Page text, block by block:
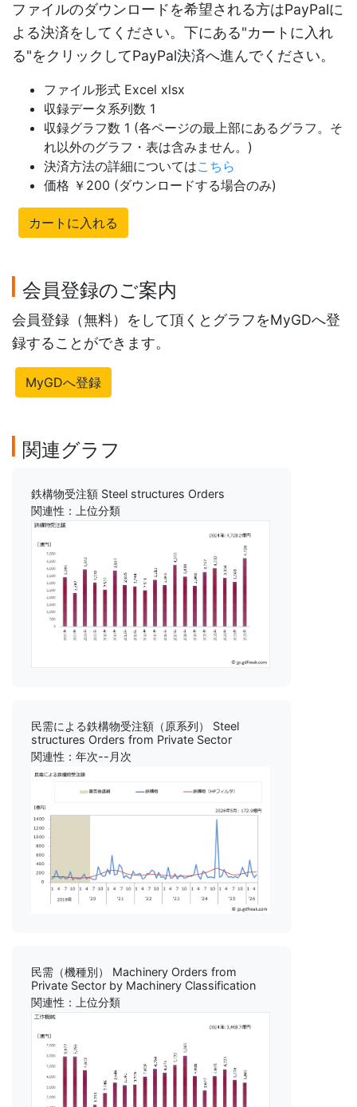
ファイルのダウンロードを希望される方はPayPalに
よる決済をしてください。下にある"カートに入れ
る"をクリックしてPayPal決済へ進んでください。
ファイル形式 Excel xlsx
収録データ系列数 1
収録グラフ数 1 (各ページの最上部にあるグラフ。そ
れ以外のグラフ・表は含みません。)
決済方法の詳細についてはこちら
価格 ￥200 (ダウンロードする場合のみ)
カートに入れる
会員登録のご案内
会員登録（無料）をして頂くとグラフをMyGDへ登
録することができます。
MyGDへ登録
関連グラフ
鉄構物受注額 Steel structures Orders
関連性：上位分類
民需による鉄構物受注額（原系列） Steel
structures Orders from Private Sector
関連性：年次--月次
民需（機種別） Machinery Orders from
Private Sector by Machinery Classification
関連性：上位分類